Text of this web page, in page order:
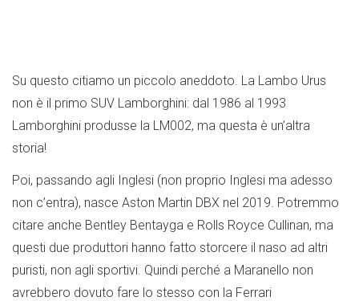
Su questo citiamo un piccolo aneddoto. La Lambo Urus
non è il primo SUV Lamborghini: dal 1986 al 1993
Lamborghini produsse la LM002, ma questa è un’altra
storia!
Poi, passando agli Inglesi (non proprio Inglesi ma adesso
non c’entra), nasce Aston Martin DBX nel 2019. Potremmo
citare anche Bentley Bentayga e Rolls Royce Cullinan, ma
questi due produttori hanno fatto storcere il naso ad altri
puristi, non agli sportivi. Quindi perché a Maranello non
avrebbero dovuto fare lo stesso con la Ferrari